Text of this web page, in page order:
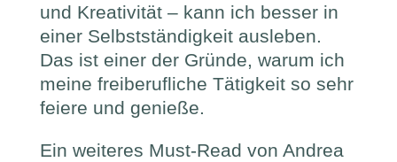
und Kreativität – kann ich besser in
einer Selbstständigkeit ausleben.
Das ist einer der Gründe, warum ich
meine freiberufliche Tätigkeit so sehr
feiere und genieße.
Ein weiteres Must-Read von Andrea